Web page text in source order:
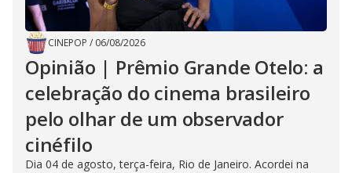
CINEPOP / 06/08/2026
Opinião | Prêmio Grande Otelo: a
celebração do cinema brasileiro
pelo olhar de um observador
cinéfilo
Dia 04 de agosto, terça-feira, Rio de Janeiro. Acordei na